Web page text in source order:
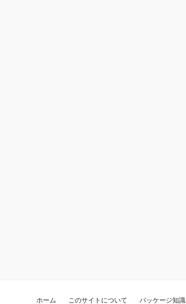
ホーム このサイトについて パッケージ知識